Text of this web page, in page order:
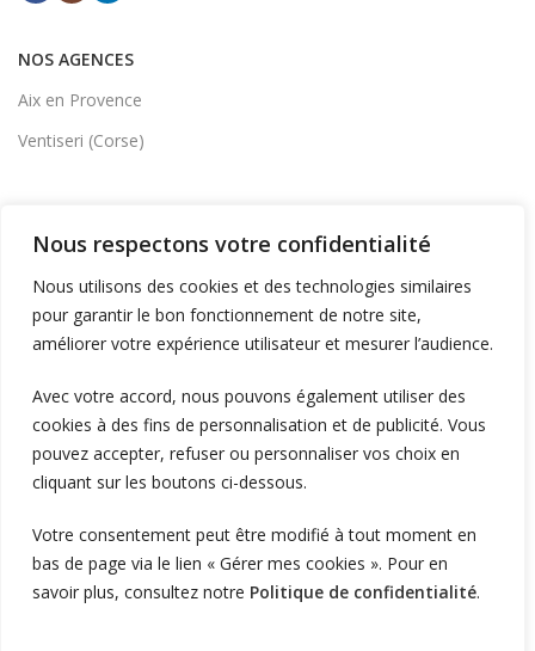
Nous respectons votre confidentialité
Nous utilisons des cookies et des technologies similaires
pour garantir le bon fonctionnement de notre site,
améliorer votre expérience utilisateur et mesurer l’audience.
Avec votre accord, nous pouvons également utiliser des
cookies à des fins de personnalisation et de publicité. Vous
pouvez accepter, refuser ou personnaliser vos choix en
cliquant sur les boutons ci-dessous.
Votre consentement peut être modifié à tout moment en
bas de page via le lien « Gérer mes cookies ». Pour en
savoir plus, consultez notre Politique de confidentialité.
NOS AGENCES
Aix en Provence
Ventiseri (Corse)
Supermarchés et commerces
Flotte d'entreprise
Logistique et transport
RECHARGER
Supervision et monétique
En itinérance
A Domicile